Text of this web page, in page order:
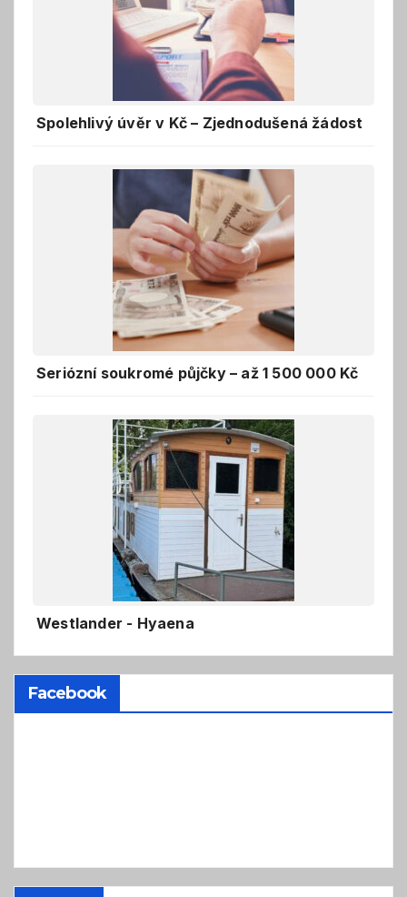
Spolehlivý úvěr v Kč – Zjednodušená žádost
Seriózní soukromé půjčky – až 1 500 000 Kč
Westlander - Hyaena
Facebook